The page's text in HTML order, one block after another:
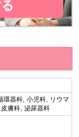
環器科, 小児科, リウマ
膚科, 泌尿器科